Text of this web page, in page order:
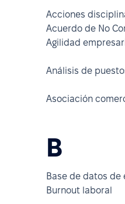
Acciones
Acuerdo de No
Agilidad
Análisis de
Asociación
B
Base de datos de
Burnout laboral